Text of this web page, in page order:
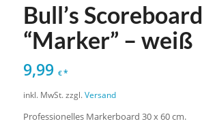
Bull’s Scoreboard
“Marker” – weiß
9,99 €*
inkl. MwSt. zzgl.Versand
Professionelles Markerboard 30 x 60 cm.